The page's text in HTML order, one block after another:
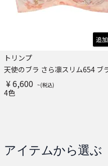
追加
トリンプ
¥ 6,600
4色
アイテムから選ぶ